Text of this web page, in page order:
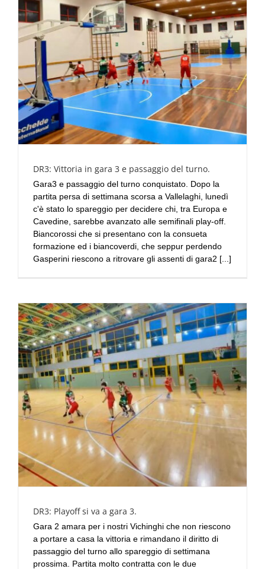
DR3: Vittoria in gara 3 e passaggio del turno.
Gara3 e passaggio del turno conquistato. Dopo la
partita persa di settimana scorsa a Vallelaghi, lunedì
c'è stato lo spareggio per decidere chi, tra Europa e
Cavedine, sarebbe avanzato alle semifinali play-off.
Biancorossi che si presentano con la consueta
formazione ed i biancoverdi, che seppur perdendo
Gasperini riescono a ritrovare gli assenti di gara2 [...]
DR3: Playoff si va a gara 3.
Gara 2 amara per i nostri Vichinghi che non riescono
a portare a casa la vittoria e rimandano il diritto di
passaggio del turno allo spareggio di settimana
prossima. Partita molto contratta con le due